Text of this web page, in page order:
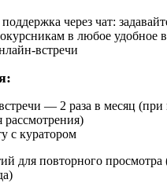
через чат:
в любое удобное
встречи
— 2 раза в месяц (при
рассмотрения)
с куратором
для повторного просмотра